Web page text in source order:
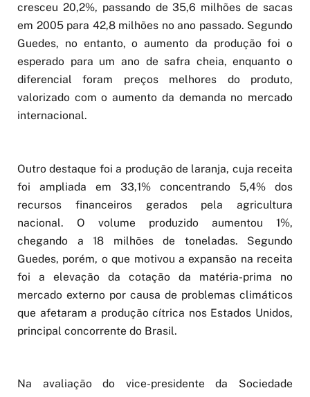
cresceu 20,2%, passando de 35,6 milhões de sacas
em 2005 para 42,8 milhões no ano passado. Segundo
Guedes, no entanto, o aumento da produção foi o
esperado para um ano de safra cheia, enquanto o
diferencial foram preços melhores do produto,
valorizado com o aumento da demanda no mercado
internacional.
Outro destaque foi a produção de laranja, cuja receita
foi ampliada em 33,1% concentrando 5,4% dos
recursos financeiros gerados pela agricultura
nacional. O volume produzido aumentou 1%,
chegando a 18 milhões de toneladas. Segundo
Guedes, porém, o que motivou a expansão na receita
foi a elevação da cotação da matéria-prima no
mercado externo por causa de problemas climáticos
que afetaram a produção cítrica nos Estados Unidos,
principal concorrente do Brasil.
Na avaliação do vice-presidente da Sociedade